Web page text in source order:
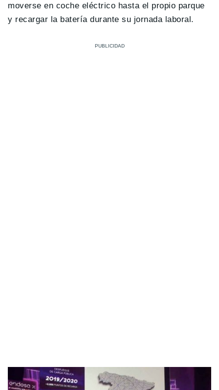
moverse en coche eléctrico hasta el propio parque
y recargar la batería durante su jornada laboral.